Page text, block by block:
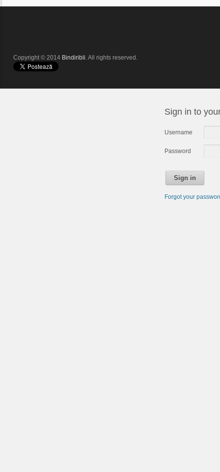
Copyright © 2014 Bindiribli. All rights reserved.
Sign in to
Username
Password
Sign in
Forgot your